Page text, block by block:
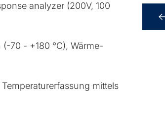
ana­ly­zer (200V, 100
70 - +180 °C), Wärme­
mit­tels